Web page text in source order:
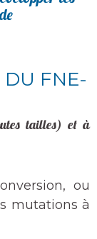
DU FNE-
tailles) et à
ou
mutations à